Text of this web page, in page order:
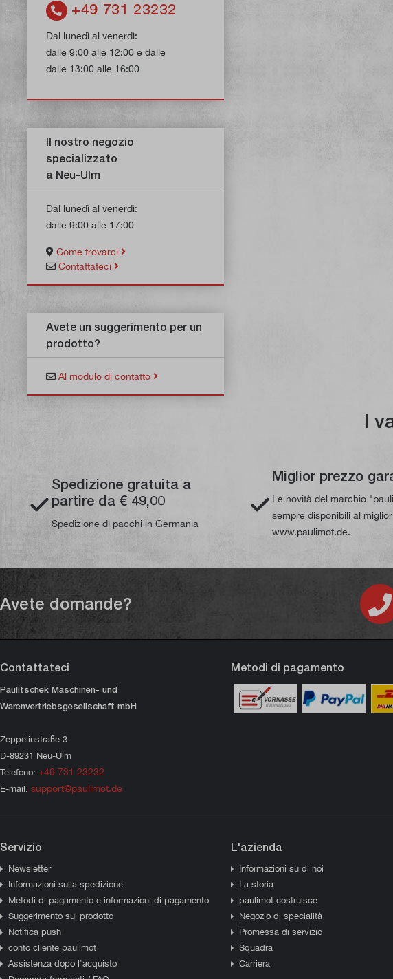
+49 731 23232
Dal lunedì al venerdì:
dalle 9:00 alle 12:00 e dalle
dalle 13:00 alle 16:00
Il nostro negozio
specializzato
a Neu-Ulm
Dal lunedì al venerdì:
dalle 9:00 alle 17:00
Come trovarci
Contattateci
Avete un suggerimento per un
prodotto?
Al modulo di contatto
I
Spedizione gratuita a
partire da € 49,00
Spedizione di pacchi in Germania
Miglior prezzo
Le novità del marchio
sempre disponibili al
www.paulimot.de.
Avete domande?
Contattateci
Paulitschek Maschinen- und
Warenvertriebsgesellschaft mbH
Zeppelinstraße 3
D-89231 Neu-Ulm
Telefono: +49 731 23232
E-mail: support@paulimot.de
Metodi di pagamento
Servizio
Newsletter
Informazioni sulla spedizione
Metodi di pagamento e informazioni di pagamento
Suggerimento sul prodotto
Notifica push
conto cliente paulimot
Assistenza dopo l'acquisto
L'azienda
Informazioni su di noi
La storia
paulimot costruisce
Negozio di specialità
Promessa di servizio
Squadra
Carriera